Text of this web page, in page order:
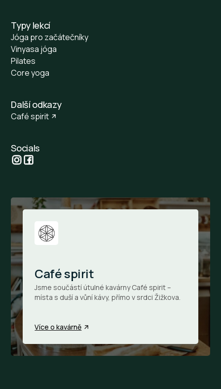
Typy lekcí
Jóga pro začátečníky
Vinyasa jóga
Pilates
Core yoga
Další odkazy
Café spirit
Socials
Café spirit
Jsme součástí útulné kavárny Café spirit –
místa s duší a vůní kávy, přímo v srdci Žižkova.
Více o kavárně